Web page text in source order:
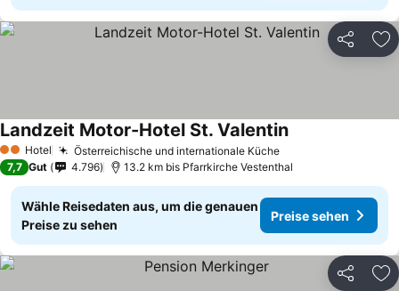
Teilen
2 Sterne
Hotel Österreichische und internationale Küche
Landzeit Motor-Hotel St. Valentin
7,7 Gut 4.796 13.2 km bis Pfarrkirche Vestenthal
Wähle Reisedaten aus, um die genauen
Preise zu sehen
Preise sehen
Teilen